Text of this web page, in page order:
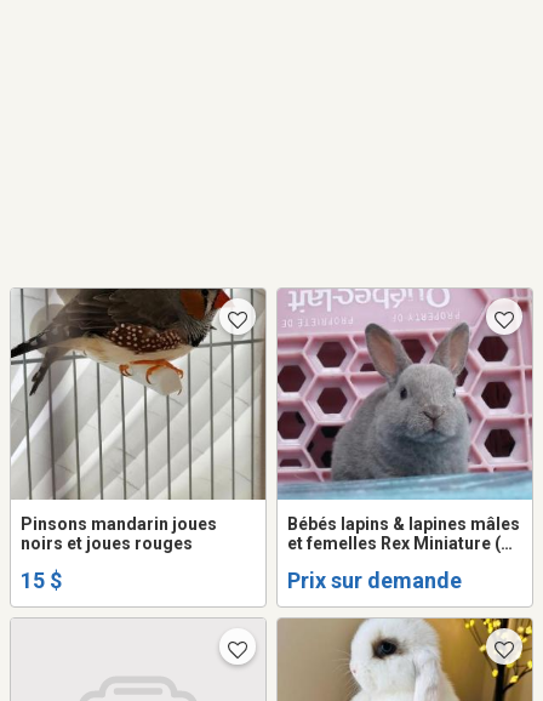
Pinsons mandarin joues
noirs et joues rouges
15 $
Bébés lapins & lapines mâles
et femelles Rex Miniature (
Prix sur demande